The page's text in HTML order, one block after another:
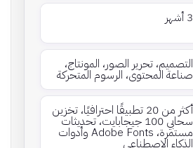
3 أشهر
التصميم، تحرير الصور، المونتاج،
صناعة المحتوى، الرسوم المتحركة
أكثر من 20 تطبيقًا احترافيًا، تخزين
سحابي 100 جيجابايت، تحديثات
مستمرة، Adobe Fonts وأدوات
الذكاء الاصطناعي